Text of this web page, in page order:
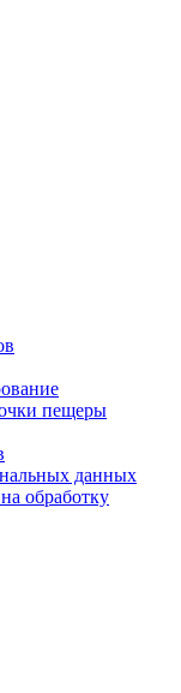
пещеры
данных
обработку